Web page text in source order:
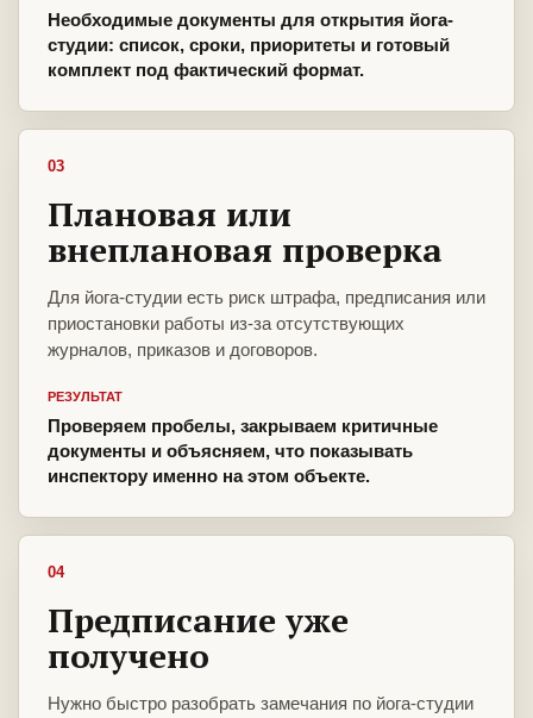
Необходимые документы для открытия йога-
студии: список, сроки, приоритеты и готовый
комплект под фактический формат.
03
Плановая или
внеплановая проверка
Для йога-студии есть риск штрафа, предписания или
приостановки работы из-за отсутствующих
журналов, приказов и договоров.
РЕЗУЛЬТАТ
Проверяем пробелы, закрываем критичные
документы и объясняем, что показывать
инспектору именно на этом объекте.
04
Предписание уже
получено
Нужно быстро разобрать замечания по йога-студии